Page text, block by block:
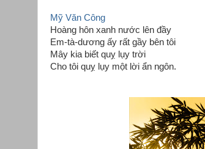
Mỹ Văn Công
Hoàng hôn xanh nước lên đầy
Em-tà-dương ấy rất gầy bên tôi
Mây kia biết quỵ lụy trời
Cho tôi quỵ lụy một lời ẩn ngôn.